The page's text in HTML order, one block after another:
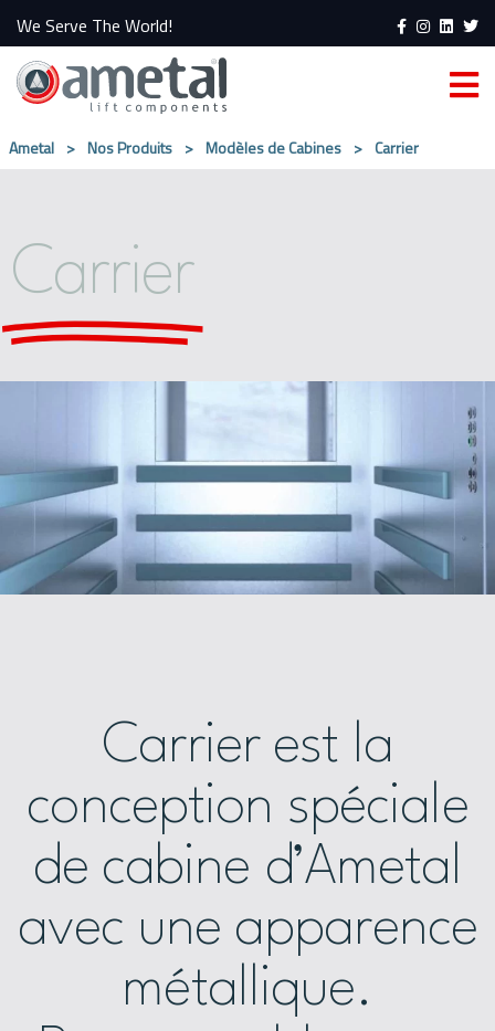
We Serve The World!
Ametal > Nos Produits > Modèles de Cabines > Carrier
Carrier
Carrier est la
conception spéciale
de cabine d’Ametal
avec une apparence
métallique.